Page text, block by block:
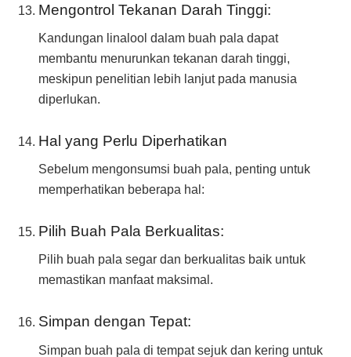
Mengontrol Tekanan Darah Tinggi:
Kandungan linalool dalam buah pala dapat
membantu menurunkan tekanan darah tinggi,
meskipun penelitian lebih lanjut pada manusia
diperlukan.
Hal yang Perlu Diperhatikan
Sebelum mengonsumsi buah pala, penting untuk
memperhatikan beberapa hal:
Pilih Buah Pala Berkualitas:
Pilih buah pala segar dan berkualitas baik untuk
memastikan manfaat maksimal.
Simpan dengan Tepat:
Simpan buah pala di tempat sejuk dan kering untuk